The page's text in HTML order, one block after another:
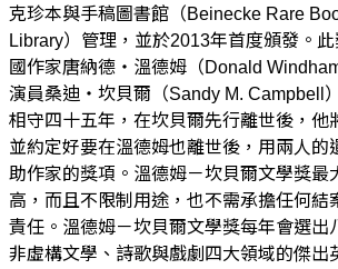
克珍本與手稿圖書館（Beinecke Rare
Library）管理，並於2013年首度頒發。
國作家唐納德・溫德姆（Donald
演員桑迪・坎貝爾（Sandy M. Campbell
相守四十五年，在坎貝爾先行離世後，他
並約定好要在溫德姆也離世後，用兩人的
助作家的獎項。溫德姆－坎貝爾文學獎最
高，而且不限制用途，也不需承擔任何結
責任。溫德姆－坎貝爾文學獎每年會選出
非虛構文學、詩歌與戲劇四大領域的傑出